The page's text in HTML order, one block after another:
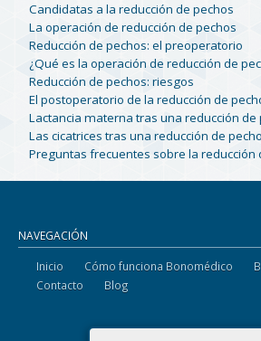
Candidatas a la reducción de pechos
La operación de reducción de pechos
Reducción de pechos: el preoperatorio
¿Qué es la operación de reducción de
Reducción de pechos: riesgos
El postoperatorio de la reducción de
Lactancia materna tras una reducción de
Las cicatrices tras una reducción de
Preguntas frecuentes sobre la reducción
NAVEGACIÓN
Inicio Cómo funciona Bonomédico
Contacto
Blog